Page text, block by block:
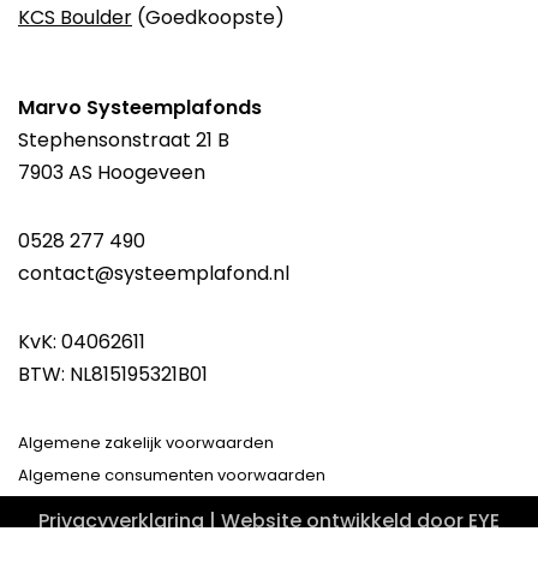
KCS Boulder (Goedkoopste)
Marvo Systeemplafonds
Stephensonstraat 21 B
7903 AS Hoogeveen
0528 277 490
contact@systeemplafond.nl
KvK: 04062611
BTW: NL815195321B01
Algemene zakelijk voorwaarden
Algemene consumenten voorwaarden
Privacyverklaring| Website ontwikkeld doorEYE